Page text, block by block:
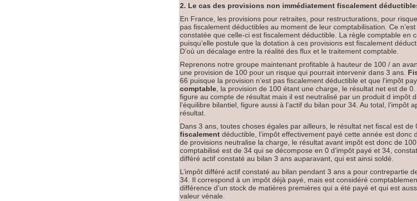
2. Le cas des provisions non immédiatement fiscalement
En France, les provisions pour retraites, pour restructurations, pour
pas fiscalement déductibles au moment de leur comptabilisation. Ce
constatée que celle-ci est fiscalement déductible. La règle comptable en
puisqu’elle postule que la dotation à ces provisions est fiscalement
D’où un décalage entre la réalité des flux et le traitement comptable.
Reprenons notre groupe maintenant profitable à hauteur de 100 / an
une provision de 100 pour un risque qui pourrait intervenir dans 3 ans.
66 puisque la provision n’est pas fiscalement déductible et que l’impôt
comptable, la provision de 100 étant une charge, le résultat net est de 0.
figure au compte de résultat mais il est neutralisé par un produit d impôt
l’équilibre bilantiel, figure aussi à l’actif du bilan pour 34. Au total, l’impôt
résultat.
Dans 3 ans, toutes choses égales par ailleurs, le résultat net fiscal est de
fiscalementdéductible, l’impôt effectivement payé cette année est donc
de provisions neutralise la charge, le résultat avant impôt est donc de
comptabilisé est de 34 qui se décompose en 0 d’impôt payé et 34,
différé actif constaté au bilan 3 ans auparavant, qui est ainsi soldé.
L’impôt différé actif constaté au bilan pendant 3 ans a pour contrepartie
34. Il correspond à un impôt déjà payé, mais est considéré
différence d’un stock de matières premières qui a été payé et qui est
valeur vénale.